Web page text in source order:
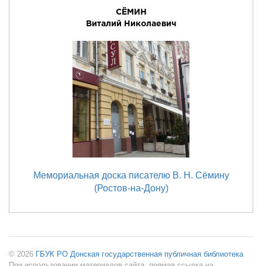
СЁМИН
Виталий Николаевич
Мемориальная доска писателю В. Н. Сёмину
(Ростов-на-Дону)
© 2026 ГБУК РО Донская государственная публичная библиотека